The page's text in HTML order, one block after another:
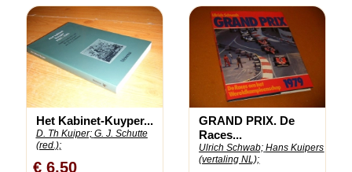
Het Kabinet-Kuyper...
D. Th Kuiper; G. J. Schutte
(red.);
€ 6,50
GRAND PRIX. De
Races...
Ulrich Schwab; Hans Kuipers
(vertaling NL);